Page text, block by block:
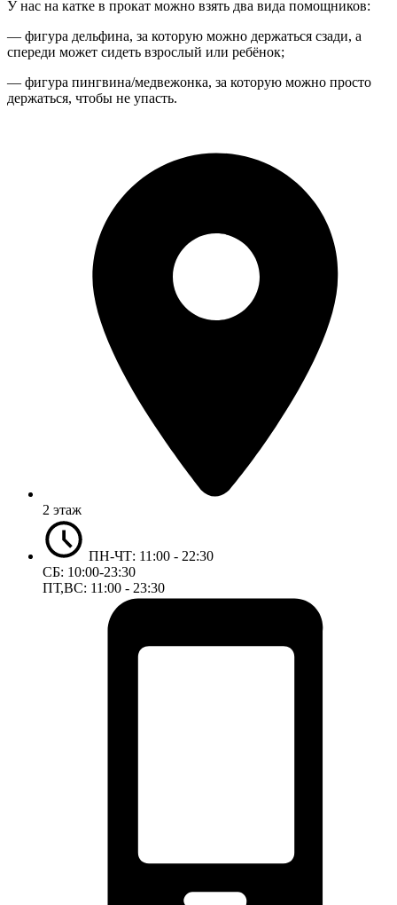
У нас на катке в прокат можно взять два вида помощников:
— фигура дельфина, за которую можно держаться сзади, а
спереди может сидеть взрослый или ребёнок;
— фигура пингвина/медвежонка, за которую можно просто
держаться, чтобы не упасть.
2 этаж
ПН-ЧТ: 11:00 - 22:30
СБ: 10:00-23:30
ПТ,ВС: 11:00 - 23:30